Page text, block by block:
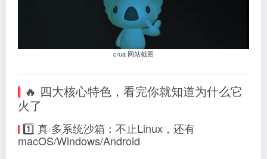
c/ua 网站截图
🔥 四大核心特色，看完你就知道为什么它
火了
1️⃣ 真·多系统沙箱：不止Linux，还有
macOS/Windows/Android